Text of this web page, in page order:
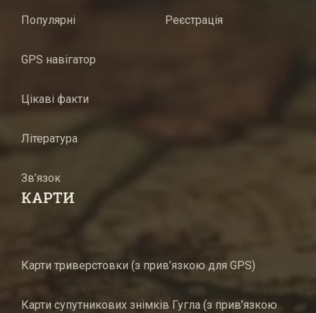
Популярні
GPS навігатор
Цікаві факти
Література
Зв’язок
Реєстрація
КАРТИ
Карти триверстовки (з прив’язкою для GPS)
Карти супутникових знімків Гугла (з прив’язкою